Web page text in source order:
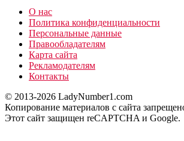
О нас
Политика конфиденциальности
Персональные данные
Правообладателям
Карта сайта
Рекламодателям
Контакты
© 2013-2026 LadyNumber1.com
Копирование материалов c сайта
Этот сайт защищен reCAPTCHA и Google.